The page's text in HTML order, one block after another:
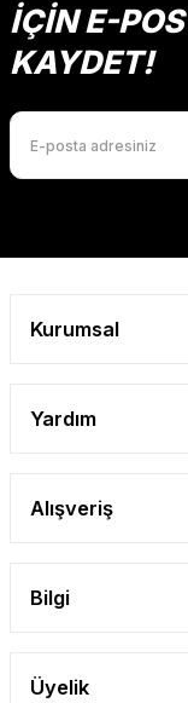
İÇİN E-
KAYDET!
Kurumsal
Yardım
Alışveriş
Bilgi
Üyelik